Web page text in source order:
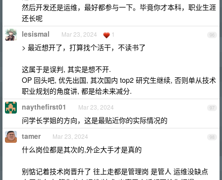
然后开发还是运维，最好都参与一下。毕竟你才本科，职业生涯
还长呢
96
lesismal Mar 23, 2024 1
> 最近想开了，打算找个活干，不读书了
这属于是误判, 其实是想不开.
OP 回头吧, 优先出国, 其次国内 top2 研究生继续, 否则单从技术
职业规划的角度讲, 都是给未来减分.
97
naythefirst01 Mar 23, 2024
问学长学姐的方向，这是最贴近你的实际情况的
98
tamer Mar 23, 2024
什么岗位都是其次的,外企大手才是真的
别惦记着技术岗晋升了 往上走都是管理岗 是管人 运维没缺点